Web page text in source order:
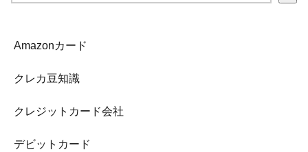
Amazonカード
クレカ豆知識
クレジットカード会社
デビットカード